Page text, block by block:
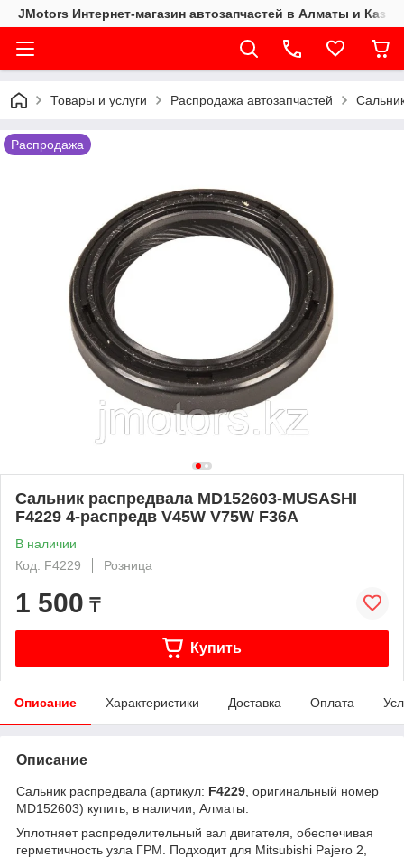
JMotors Интернет-магазин автозапчастей в Алматы и
Товары и услуги Распродажа автозапчастей
Распродажа
Сальник распредвала MD152603-MUSASHI
F4229 4-распредв V45W V75W F36A
В наличии
Код: F4229
Розница
1 500 ₸
Купить
Описание Характеристики Доставка Оплата
Описание
Сальник распредвала (артикул: F4229 , оригинальный номер
MD152603) купить, в наличии, Алматы.
Уплотняет распределительный вал двигателя, обеспечивая
герметичность узла ГРМ. Подходит для Mitsubishi Pajero 2,